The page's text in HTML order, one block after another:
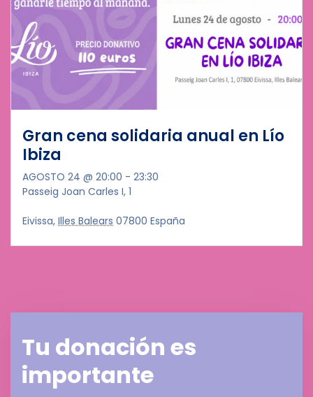
Gran cena solidaria anual en Lío
Ibiza
AGOSTO 24 @ 20:00 - 23:30
Passeig Joan Carles I, 1
Eivissa, Illes Balears 07800 España
Tu donación es
importante